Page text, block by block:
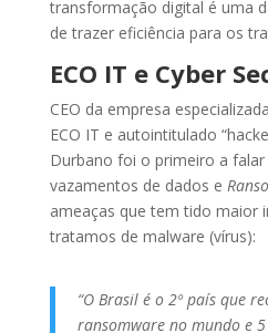
transformação digital é uma
de trazer eficiência para os
ECO IT e Cyber
CEO da empresa
ECO IT e autointitulado
Durbano foi o primeiro a falar
vazamentos de dados e
ameaças que tem tido maior
tratamos de malware (vírus):
“O Brasil é o 2º país que
ransomware no mundo e